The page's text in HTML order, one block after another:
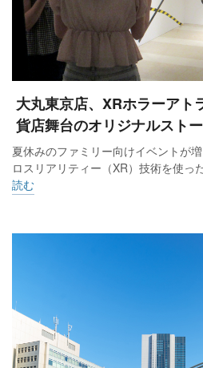
大丸東京店、XRホラーア
貨店舞台のオリジナルスト
夏休みのファミリー向けイベントが
ロスリアリティー（XR）技術を使っ
読む